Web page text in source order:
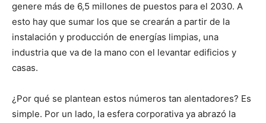
genere más de 6,5 millones de puestos para el 2030. A
esto hay que sumar los que se crearán a partir de la
instalación y producción de energías limpias, una
industria que va de la mano con el levantar edificios y
casas.
¿Por qué se plantean estos números tan alentadores? Es
simple. Por un lado, la esfera corporativa ya abrazó la